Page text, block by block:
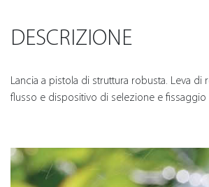
DESCRIZIONE
Lancia a pistola di struttura robusta. Leva di
flusso e dispositivo di selezione e